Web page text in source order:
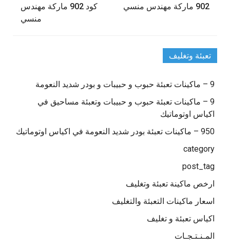
كود 902 ماركة مهندس
تعبئة وتغليف
9 – ماكينات تعبئة حبوب و حبيبات و بودر شديد النعومة
9 – ماكينات تعبئة حبوب و حبيبات وتعبئة مساحيق في
اكياس اوتوماتيك
950 – ماكينات تعبئة بودر شديد النعومة في اكياس اوتوماتيك
category
post_tag
ارخص ماكينة تعبئة وتغليف
اسعار ماكينات التعبئة والتغليف
اكياس تعبئة و تغليف
المـنـتـجـات